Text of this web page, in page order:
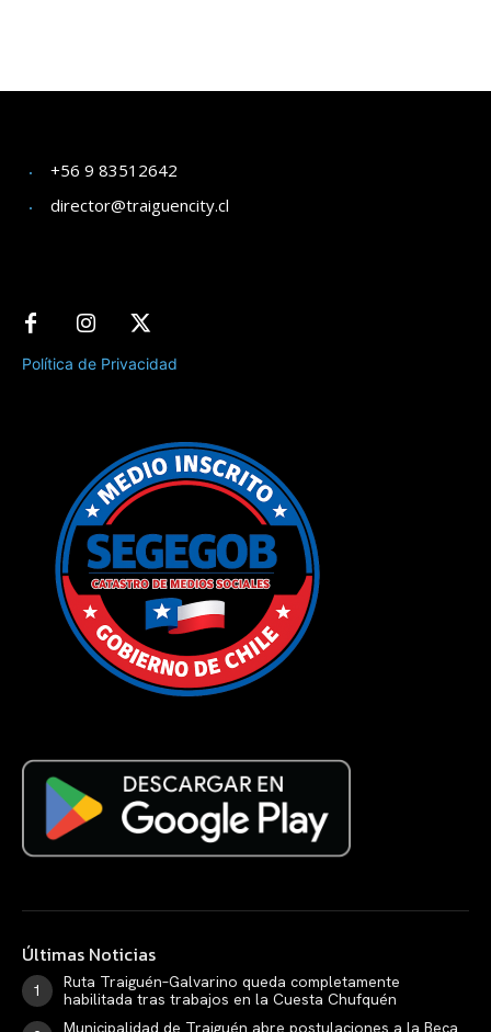
+56 9 83512642
director@traiguencity.cl
Política de Privacidad
Últimas Noticias
Ruta Traiguén–Galvarino queda completamente
habilitada tras trabajos en la Cuesta Chufquén
Municipalidad de Traiguén abre postulaciones a la Beca